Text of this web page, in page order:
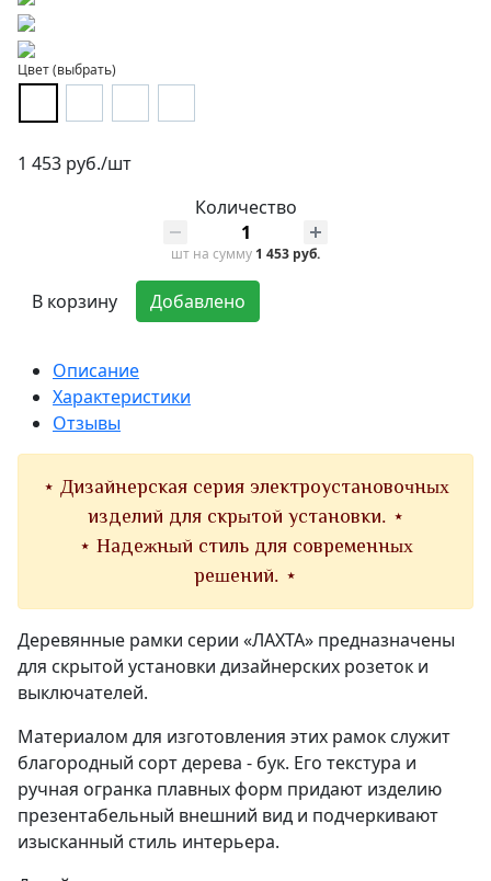
Цвет (выбрать)
1 453 руб./шт
Количество
шт на сумму 1 453 руб.
В корзину Добавлено
Описание
Характеристики
Отзывы
⋆ Дизайнерская серия электроустановочных
изделий для скрытой установки. ⋆
⋆ Надежный стиль для современных
решений. ⋆
Деревянные рамки серии «ЛАХТА» предназначены
для скрытой установки дизайнерских розеток и
выключателей.
Материалом для изготовления этих рамок служит
благородный сорт дерева - бук. Его текстура и
ручная огранка плавных форм придают изделию
презентабельный внешний вид и подчеркивают
изысканный стиль интерьера.